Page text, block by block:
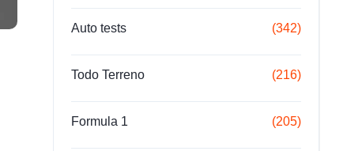
Auto tests (342)
Todo Terreno (216)
Formula 1 (205)